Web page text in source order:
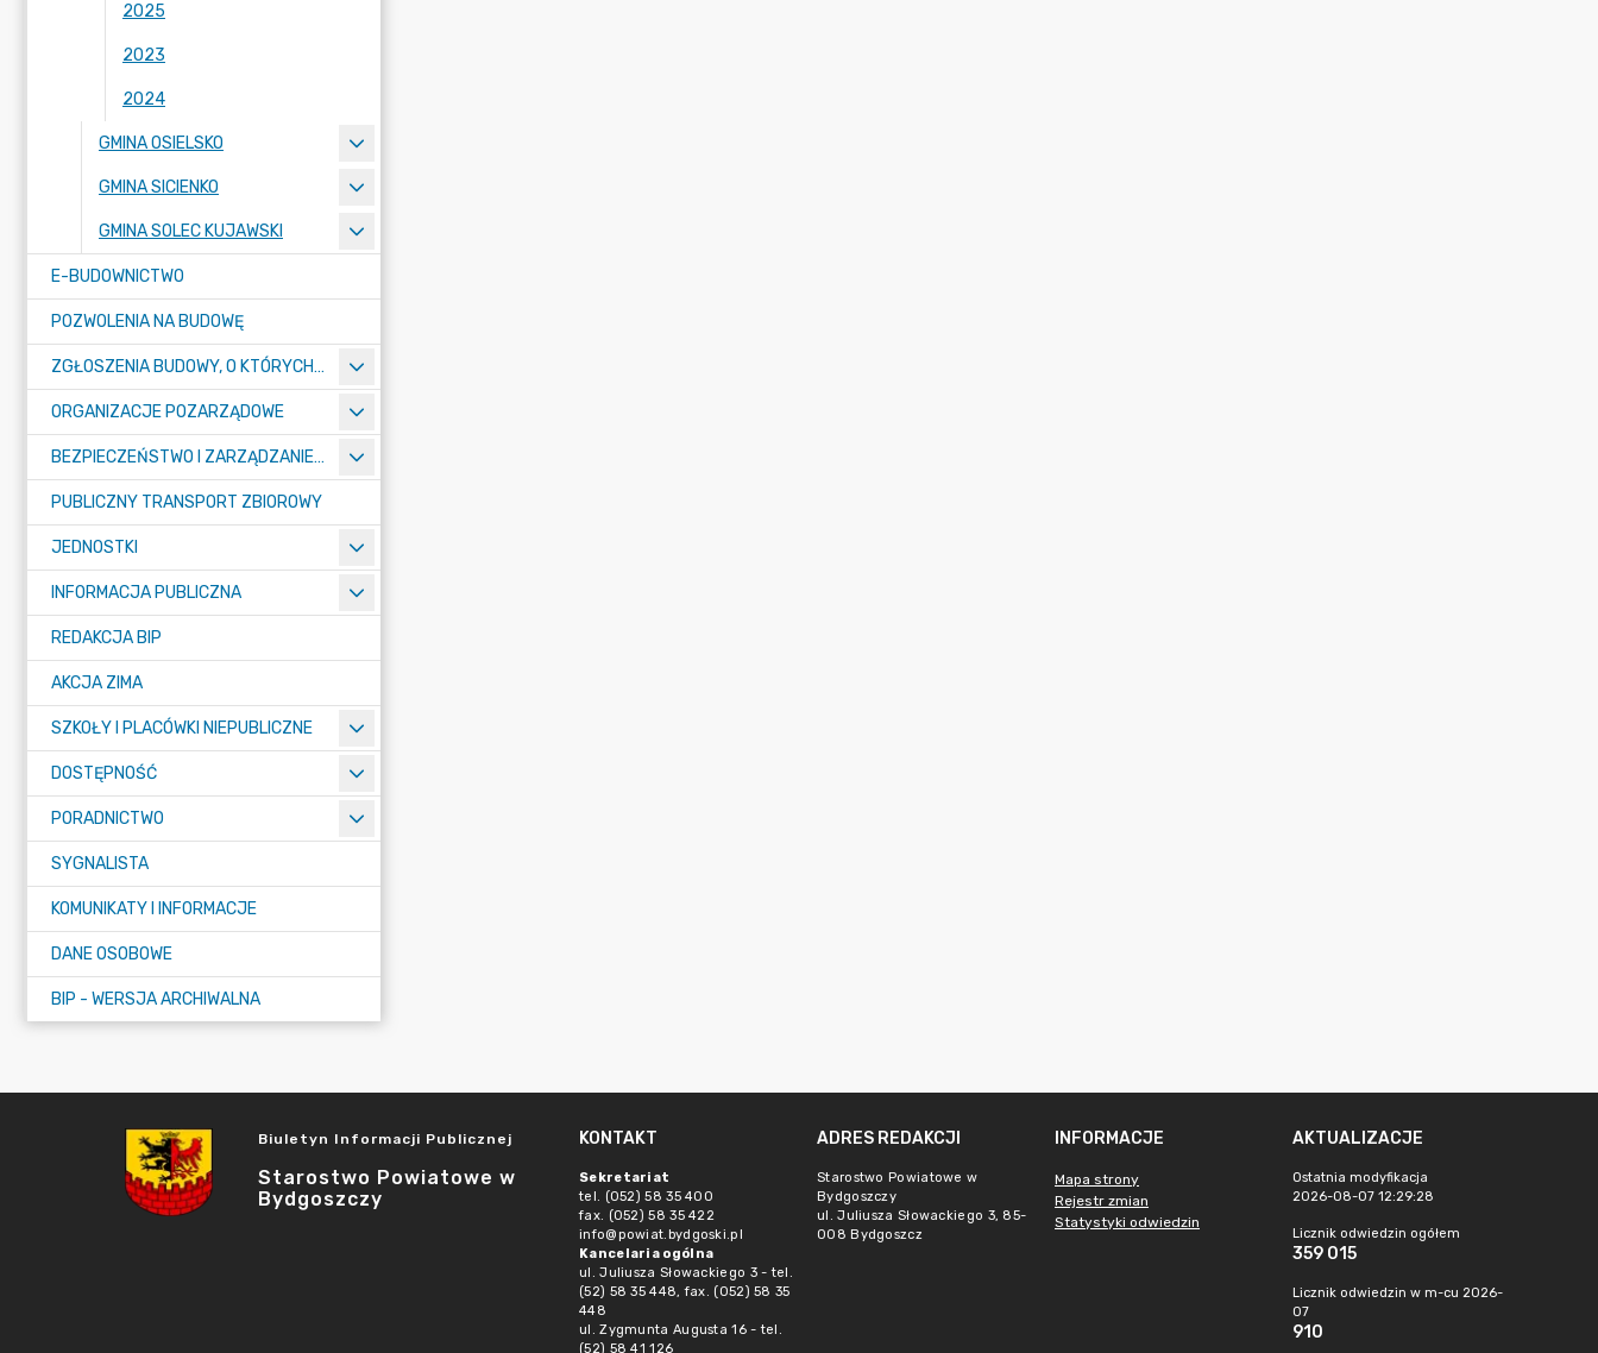
2025
2023
2024
GMINA OSIELSKO
GMINA SICIENKO
GMINA SOLEC KUJAWSKI
E-BUDOWNICTWO
POZWOLENIA NA BUDOWĘ
ZGŁOSZENIA BUDOWY, O KTÓRYCH MOWA W ART. 29 UST. 1 PKT 1A, 2B I 19A USTAWY PRAWO BUDOWLANE
ORGANIZACJE POZARZĄDOWE
BEZPIECZEŃSTWO I ZARZĄDZANIE KRYZYSOWE
PUBLICZNY TRANSPORT ZBIOROWY
JEDNOSTKI
INFORMACJA PUBLICZNA
REDAKCJA BIP
AKCJA ZIMA
SZKOŁY I PLACÓWKI NIEPUBLICZNE
DOSTĘPNOŚĆ
PORADNICTWO
SYGNALISTA
KOMUNIKATY I INFORMACJE
DANE OSOBOWE
BIP - WERSJA ARCHIWALNA
Biuletyn Informacji Publicznej
Starostwo Powiatowe w
Bydgoszczy
KONTAKT
Sekretariat
tel. (052) 58 35 400
fax. (052) 58 35 422
info@powiat.bydgoski.pl
Kancelaria ogólna
ul. Juliusza Słowackiego 3 - tel.
(52) 58 35 448, fax. (052) 58 35
448
ul. Zygmunta Augusta 16 - tel.
(52) 58 41 126
ADRES REDAKCJI
Starostwo Powiatowe w
Bydgoszczy
ul. Juliusza Słowackiego 3, 85-
008 Bydgoszcz
INFORMACJE
Mapa strony
Rejestr zmian
Statystyki odwiedzin
AKTUALIZACJE
Ostatnia modyfikacja
2026-08-07 12:29:28
Licznik odwiedzin ogółem
359 015
Licznik odwiedzin w m-cu 2026-
07
910